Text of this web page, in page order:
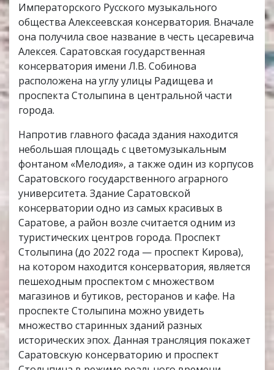
Императорского Русского музыкального
общества Алексеевская консерватория. Вначале
она получила свое название в честь цесаревича
Алексея. Саратовская государственная
консерватория имени Л.В. Собинова
расположена на углу улицы Радищева и
проспекта Столыпина в центральной части
города.
Напротив главного фасада здания находится
небольшая площадь с цветомузыкальным
фонтаном «Мелодия», а также один из корпусов
Саратовского государственного аграрного
университета. Здание Саратовской
консерватории одно из самых красивых в
Саратове, а район возле считается одним из
туристических центров города. Проспект
Столыпина (до 2022 года — проспект Кирова),
на котором находится консерватория, является
пешеходным проспектом с множеством
магазинов и бутиков, ресторанов и кафе. На
проспекте Столыпина можно увидеть
множество старинных зданий разных
исторических эпох. Данная трансляция покажет
Саратовскую консерваторию и проспект